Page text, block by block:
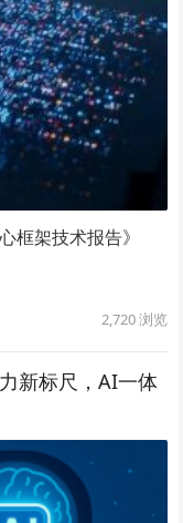
框架技术报告》
2,720浏览
新标尺，AI一体